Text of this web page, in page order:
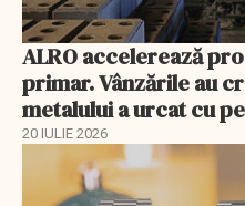
ALRO accelerează
primar. Vânzările au
metalului a urcat cu
20 IULIE 2026